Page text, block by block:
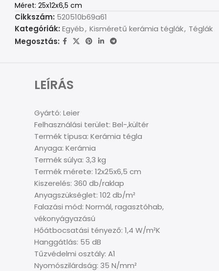
Méret: 25x12x6,5 cm
Cikkszám: 520510b69a61
Kategóriák: Egyéb, Kisméretű kerámia téglák, Téglák
Megosztás:
LEÍRÁS
Gyártó: Leier
Felhasználási terület: Bel-,kültér
Termék típusa: Kerámia tégla
Anyaga: Kerámia
Termék súlya: 3,3 kg
Termék mérete: 12x25x6,5 cm
Kiszerelés: 360 db/raklap
Anyagszükséglet: 102 db/m²
Falazási mód: Normál, ragasztóhab,
vékonyágyazású
Hőátbocsatási tényező: 1,4 W/m²K
Hanggátlás: 55 dB
Tűzvédelmi osztály: A1
Nyomószilárdság: 35 N/mm²